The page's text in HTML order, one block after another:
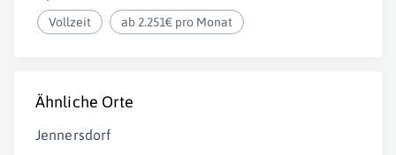
Vollzeit ab 2.251€ pro Monat
Ähnliche Orte
Jennersdorf